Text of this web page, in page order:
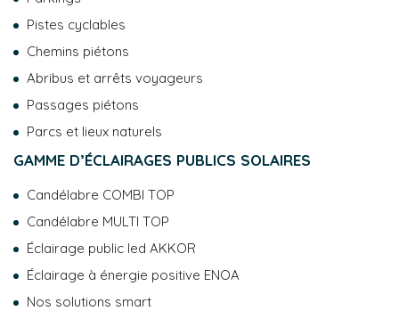
Pistes cyclables
Chemins piétons
Abribus et arrêts voyageurs
Passages piétons
Parcs et lieux naturels
GAMME D’ÉCLAIRAGES PUBLICS SOLAIRES
Candélabre COMBI TOP
Candélabre MULTI TOP
Éclairage public led AKKOR
Éclairage à énergie positive ENOA
Nos solutions smart